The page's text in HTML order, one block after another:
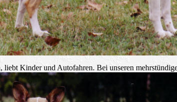
Kinder und Autofahren. Bei unseren